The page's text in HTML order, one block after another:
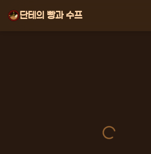
단테의 빵과 수프